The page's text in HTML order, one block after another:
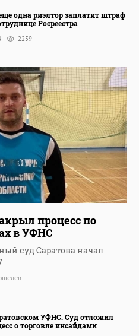
одна риэлтор заплатит штраф
Росреестра
2259
процесс по
в УФНС
суд Саратова начал
УФНС. Суд отложил
о торговле инсайдами